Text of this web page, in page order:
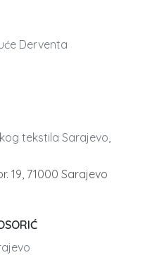
Derventa
tekstila Sarajevo,
19, 71000 Sarajevo